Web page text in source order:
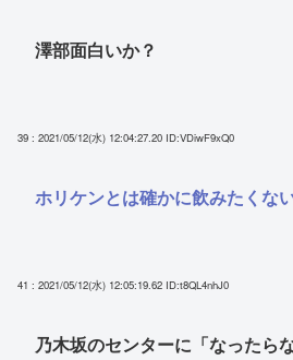
澤部面白いか？
39 : 2021/05/12(水) 12:04:27.20 ID:VDiwF9xQ0
ホリケンとは確かに飲みたくな
41 : 2021/05/12(水) 12:05:19.62 ID:t8QL4nhJ0
乃木坂のセンターに「なったら